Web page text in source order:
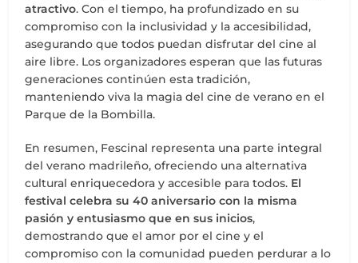
atractivo. Con el tiempo, ha profundizado en su
compromiso con la inclusividad y la accesibilidad,
asegurando que todos puedan disfrutar del cine al
aire libre. Los organizadores esperan que las futuras
generaciones continúen esta tradición,
manteniendo viva la magia del cine de verano en el
Parque de la Bombilla.
En resumen, Fescinal representa una parte integral
del verano madrileño, ofreciendo una alternativa
cultural enriquecedora y accesible para todos. El
festival celebra su 40 aniversario con la misma
pasión y entusiasmo que en sus inicios,
demostrando que el amor por el cine y el
compromiso con la comunidad pueden perdurar a lo